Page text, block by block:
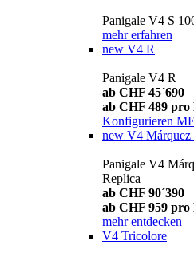
Panigale V4 S
mehr erfahren
new V4 R
Panigale V4 R
ab CHF 45´690
ab CHF 489
Konfigurieren
new V4 Márquez
Panigale V4
Replica
ab CHF 90´390
ab CHF 959
mehr entdecken
V4 Tricolore